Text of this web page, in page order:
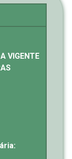
VIGENTE